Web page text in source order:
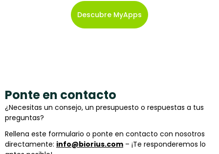
Descubre MyApps
Ponte en contacto
¿Necesitas un consejo, un presupuesto o respuestas a tus
preguntas?
Rellena este formulario o ponte en contacto con nosotros
directamente: info@biorius.com – ¡Te responderemos lo